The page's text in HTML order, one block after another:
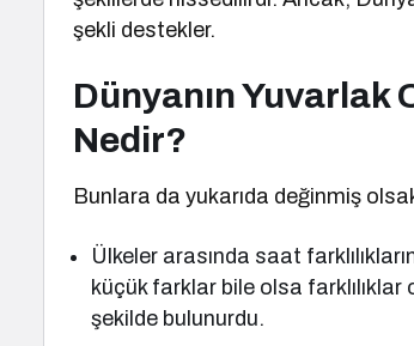
şekli destekler.
Dünyanın Yuvarlak
Nedir?
Bunlara da yukarıda değinmiş
Ülkeler arasında saat
küçük farklar bile olsa
şekilde bulunurdu.